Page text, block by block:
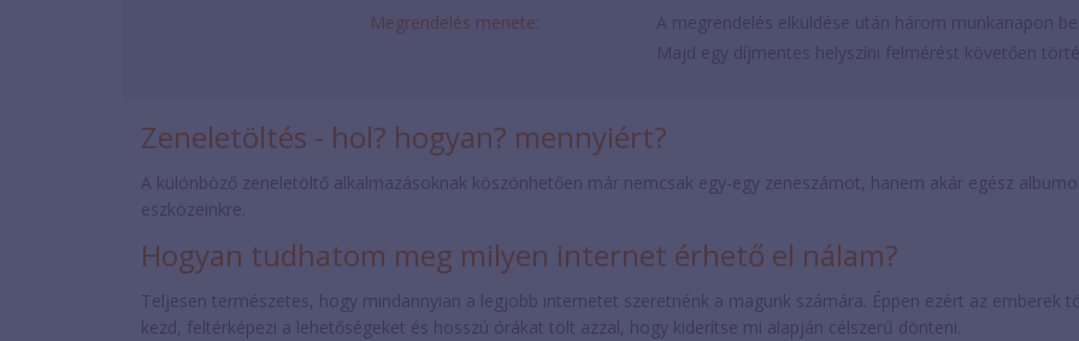
Megrendelés menete:
Zeneletöltés - hol? hogyan? mennyiért?
A különböző zeneletöltő alkalmazásoknak köszönhetően már nemcsak egy-egy zeneszámot, hanem akár egész
eszközeinkre.
Hogyan tudhatom meg milyen internet érhető el nálam?
Teljesen természetes, hogy mindannyian a legjobb internetet szeretnénk a magunk számára. Éppen ezért az emberek
kezd, feltérképezi a lehetőségeket és hosszú órákat tölt azzal, hogy kiderítse mi alapján célszerű dönteni.